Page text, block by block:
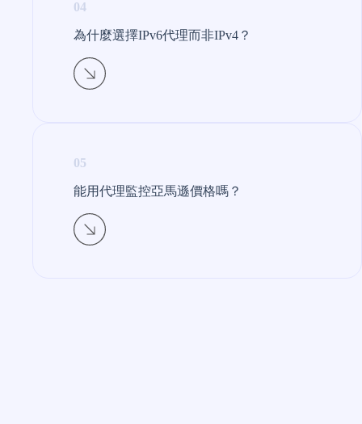
04
為什麼選擇IPv6代理而非IPv4？​
05
能用代理監控亞馬遜價格嗎？​